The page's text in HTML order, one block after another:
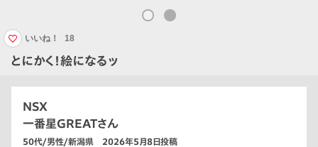
とにかく！絵になるッ
いいね！ 18
NSX
一番星GREATさん
50代/男性/新潟県 2026年5月8日投稿